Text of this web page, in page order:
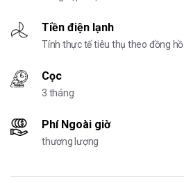
Tiền điện lạnh
Tính thực tế tiêu thụ theo đồng hồ
Cọc
3 tháng
Phí Ngoài giờ
thương lượng